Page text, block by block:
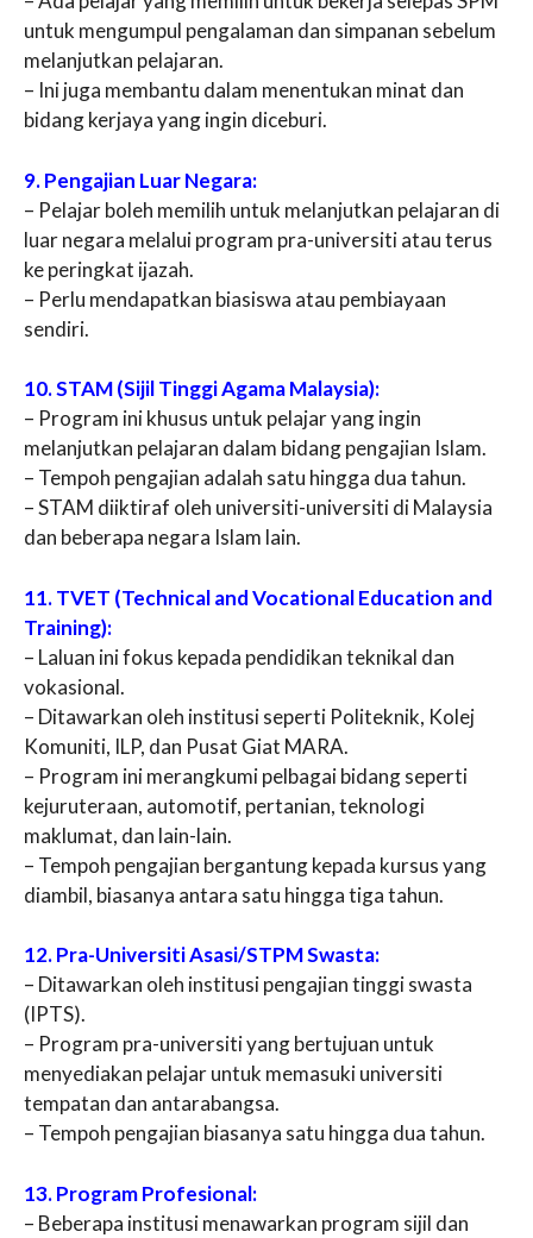
untuk mengumpul pengalaman dan simpanan sebelum
melanjutkan pelajaran.
– Ini juga membantu dalam menentukan minat dan
bidang kerjaya yang ingin diceburi.
9. Pengajian Luar Negara:
– Pelajar boleh memilih untuk melanjutkan pelajaran di
luar negara melalui program pra-universiti atau terus
ke peringkat ijazah.
– Perlu mendapatkan biasiswa atau pembiayaan
sendiri.
10. STAM (Sijil Tinggi Agama Malaysia):
– Program ini khusus untuk pelajar yang ingin
melanjutkan pelajaran dalam bidang pengajian Islam.
– Tempoh pengajian adalah satu hingga dua tahun.
– STAM diiktiraf oleh universiti-universiti di Malaysia
dan beberapa negara Islam lain.
11. TVET (Technical and Vocational Education and
Training):
– Laluan ini fokus kepada pendidikan teknikal dan
vokasional.
– Ditawarkan oleh institusi seperti Politeknik, Kolej
Komuniti, ILP, dan Pusat Giat MARA.
– Program ini merangkumi pelbagai bidang seperti
kejuruteraan, automotif, pertanian, teknologi
maklumat, dan lain-lain.
– Tempoh pengajian bergantung kepada kursus yang
diambil, biasanya antara satu hingga tiga tahun.
12. Pra-Universiti Asasi/STPM Swasta:
– Ditawarkan oleh institusi pengajian tinggi swasta
(IPTS).
– Program pra-universiti yang bertujuan untuk
menyediakan pelajar untuk memasuki universiti
tempatan dan antarabangsa.
– Tempoh pengajian biasanya satu hingga dua tahun.
13. Program Profesional:
– Beberapa institusi menawarkan program sijil dan